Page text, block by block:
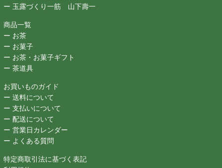
ー 玉露づくり一筋 山下壽一
商品一覧
ー お茶
ー お菓子
ー お茶・お菓子ギフト
ー 茶道具
お買いものガイド
ー 送料について
ー 支払いについて
ー 配送について
ー 営業日カレンダー
ー よくある質問
特定商取引法に基づく表記